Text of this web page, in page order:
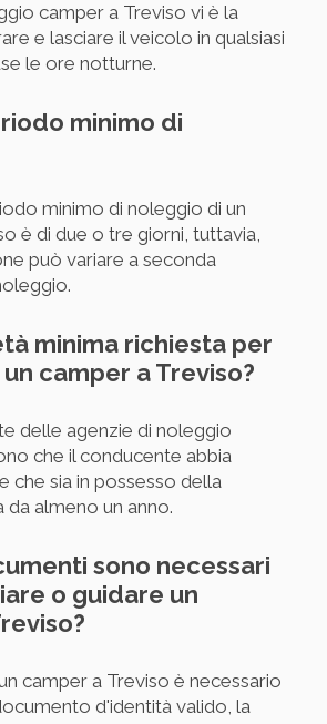
camper a Treviso vi è la
e lasciare il veicolo in qualsiasi
le ore notturne.
minimo di
minimo di noleggio di un
è di due o tre giorni, tuttavia,
può variare a seconda
minima richiesta per
camper a Treviso?
delle agenzie di noleggio
che il conducente abbia
che sia in possesso della
da almeno un anno.
sono necessari
o guidare un
camper a Treviso è necessario
d'identità valido, la